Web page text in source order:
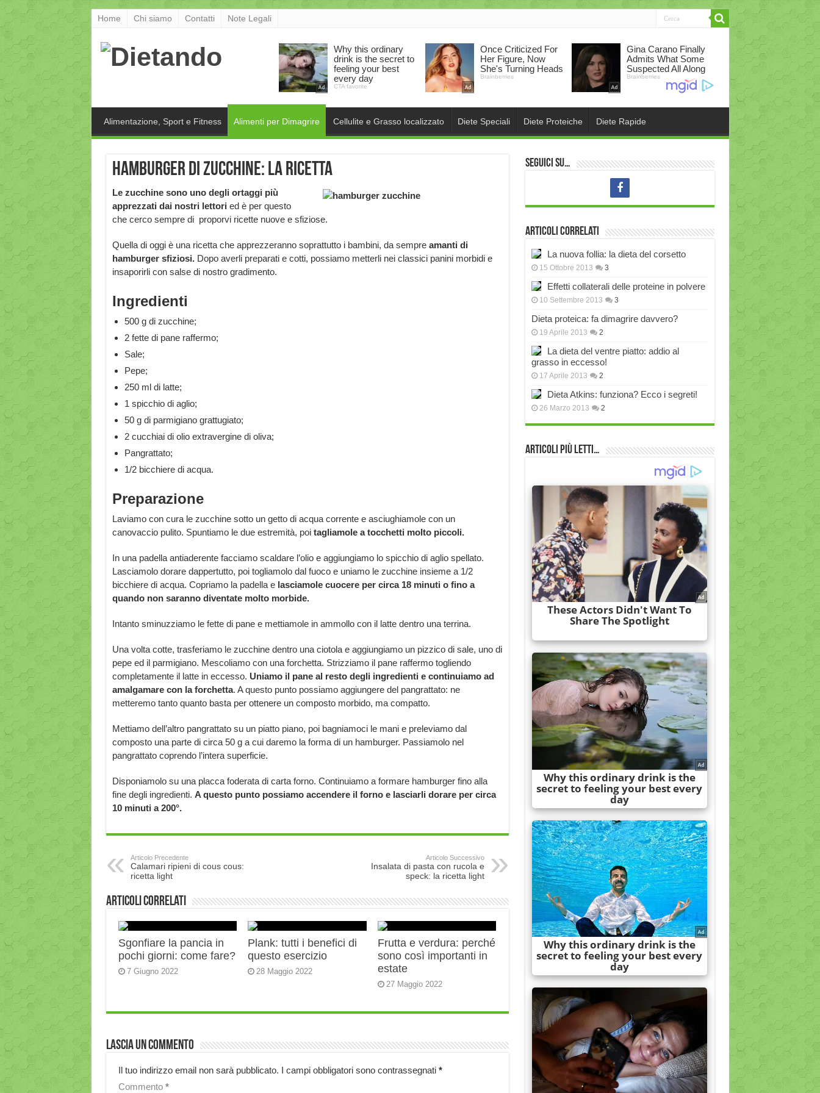
Home Chi siamo Contatti Note Legali
Alimentazione, Sport e Fitness Alimenti per Dimagrire Cellulite e Grasso localizzato Diete Speciali Diete Proteiche Diete Rapide
Hamburger di zucchine: la ricetta
Le zucchine sono uno degli ortaggi più
apprezzati dai nostri lettori ed è per questo
che cerco sempre di proporvi ricette nuove e sfiziose.
Quella di oggi è una ricetta che apprezzeranno soprattutto i bambini, da sempre amanti di
hamburger sfiziosi. Dopo averli preparati e cotti, possiamo metterli nei classici panini morbidi e
insaporirli con salse di nostro gradimento.
Ingredienti
500 g di zucchine;
2 fette di pane raffermo;
Sale;
Pepe;
250 ml di latte;
1 spicchio di aglio;
50 g di parmigiano grattugiato;
2 cucchiai di olio extravergine di oliva;
Pangrattato;
1/2 bicchiere di acqua.
Preparazione
Laviamo con cura le zucchine sotto un getto di acqua corrente e asciughiamole con un
canovaccio pulito. Spuntiamo le due estremità, poi tagliamole a tocchetti molto piccoli.
In una padella antiaderente facciamo scaldare l’olio e aggiungiamo lo spicchio di aglio spellato.
Lasciamolo dorare dappertutto, poi togliamolo dal fuoco e uniamo le zucchine insieme a 1/2
bicchiere di acqua. Copriamo la padella elasciamole cuocere per circa 18 minuti o fino a
quando non saranno diventate molto morbide.
Intanto sminuzziamo le fette di pane e mettiamole in ammollo con il latte dentro una terrina.
Una volta cotte, trasferiamo le zucchine dentro una ciotola e aggiungiamo un pizzico di sale, uno di
pepe ed il parmigiano. Mescoliamo con una forchetta. Strizziamo il pane raffermo togliendo
completamente il latte in eccesso. Uniamo il pane al resto degli ingredienti e continuiamo ad
amalgamare con la forchetta. A questo punto possiamo aggiungere del pangrattato: ne
metteremo tanto quanto basta per ottenere un composto morbido, ma compatto.
Mettiamo dell’altro pangrattato su un piatto piano, poi bagniamoci le mani e preleviamo dal
composto una parte di circa 50 g a cui daremo la forma di un hamburger. Passiamolo nel
pangrattato coprendo l’intera superficie.
Disponiamolo su una placca foderata di carta forno. Continuiamo a formare hamburger fino alla
fine degli ingredienti. A questo punto possiamo accendere il forno e lasciarli dorare per circa
10 minuti a 200°.
Articolo Precedente
Calamari ripieni di cous cous:
ricetta light
Articolo Successivo
Insalata di pasta con rucola e
speck: la ricetta light
Articoli correlati
Sgonfiare la pancia in
pochi giorni: come fare?
7 Giugno 2022
Plank: tutti i benefici di
questo esercizio
28 Maggio 2022
Frutta e verdura: perché
sono così importanti in
estate
27 Maggio 2022
Lascia un commento
Il tuo indirizzo email non sarà pubblicato. I campi obbligatori sono contrassegnati *
Commento *
Seguici su…
Articoli correlati
La nuova follia: la dieta del corsetto
15 Ottobre 2013 3
Effetti collaterali delle proteine in polvere
10 Settembre 2013 3
Dieta proteica: fa dimagrire davvero?
19 Aprile 2013 2
La dieta del ventre piatto: addio al
grasso in eccesso!
17 Aprile 2013 2
Dieta Atkins: funziona? Ecco i segreti!
26 Marzo 2013 2
Articoli più Letti…